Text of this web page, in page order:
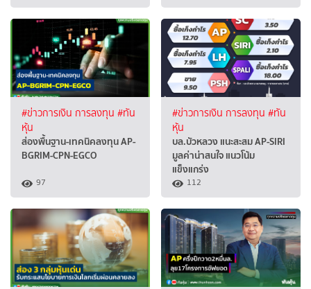
#ข่าวการเงิน การลงทุน #ทัน
หุ้น
ส่องพื้นฐาน-เทคนิคลงทุน AP-
BGRIM-CPN-EGCO
97
#ข่าวการเงิน การลงทุน #ทัน
หุ้น
บล.บัวหลวง แนะสะสม AP-SIRI
มูลค่าน่าสนใจ แนวโน้ม
แข็งแกร่ง
112